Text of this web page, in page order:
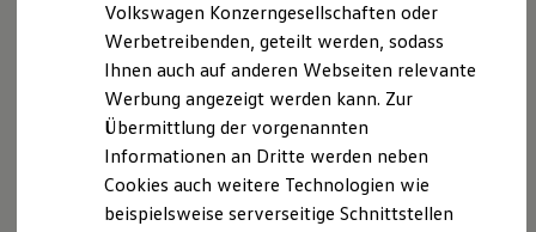
R-Kollektion
GTI Kollektion
Fußball Drop
we drive football
#wedriveproud
Besitzer und Service
myVolkswagen
Software Updates
Service und Ersatzteile
Inspektion und HU/AU
geringer Stromverbrauch dank
Impulstechnologie
Ultraschall als echter Sinuston
Pulsierender Ton, reduziert Gewöhnungseffekt
Wirkungsbereich ca. 6 m bzw. rund 60 m²,
Abstrahlwinkel ca. 180°
Volkswagen Konzerngesellschaften oder
Werbetreibenden, geteilt werden, sodass
Ihnen auch auf anderen Webseiten relevante
Werbung angezeigt werden kann. Zur
Übermittlung der vorgenannten
Informationen an Dritte werden neben
Cookies auch weitere Technologien wie
beispielsweise serverseitige Schnittstellen